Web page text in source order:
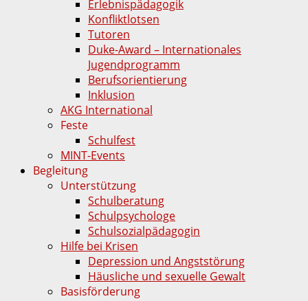
Erlebnispädagogik
Konfliktlotsen
Tutoren
Duke-Award – Internationales
Jugendprogramm
Berufsorientierung
Inklusion
AKG International
Feste
Schulfest
MINT-Events
Begleitung
Unterstützung
Schulberatung
Schulpsychologe
Schulsozialpädagogin
Hilfe bei Krisen
Depression und Angststörung
Häusliche und sexuelle Gewalt
Basisförderung